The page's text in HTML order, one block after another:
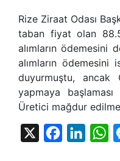
Rize Ziraat Odası
taban fiyat olan
alımların
alımların ödemesini
duyurmuştu, ancak
yapmaya
Üretici mağdur
Facebook